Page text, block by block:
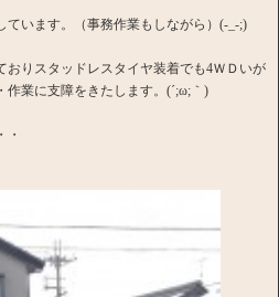
います。（事務作業もしながら）(-_-;)
おりスタッドレスタイヤ装着でも4ＷＤいが
作業に支障をきたします。(´;ω;｀)
・